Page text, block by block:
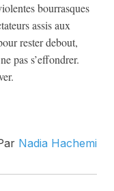
bourrasques
assis aux
rester debout,
pas s’effondrer.
Nadia Hachemi